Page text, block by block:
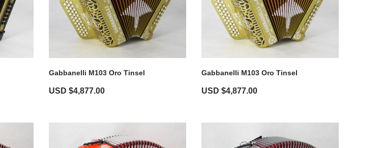
Gabbanelli M103 Oro Tinsel
USD $4,877.00
Gabbanelli M103 Oro Tinsel
USD $4,877.00